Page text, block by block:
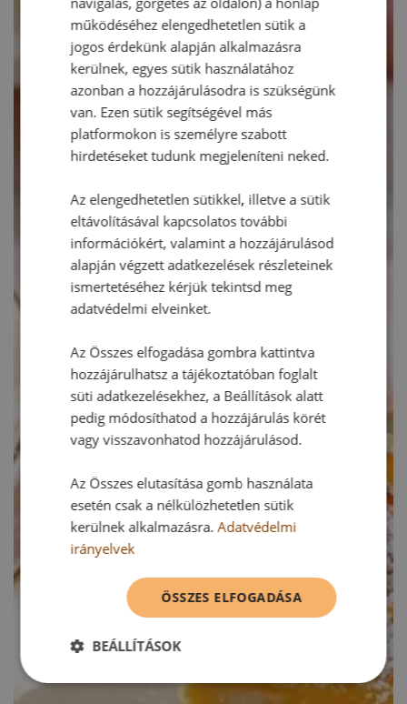
működéséhez elengedhetetlen sütik a
jogos érdekünk alapján alkalmazásra
kerülnek, egyes sütik használatához
azonban a hozzájárulásodra is szükségünk
van. Ezen sütik segítségével más
platformokon is személyre szabott
hirdetéseket tudunk megjeleníteni neked.
Az elengedhetetlen sütikkel, illetve a sütik
eltávolításával kapcsolatos további
információkért, valamint a hozzájárulásod
alapján végzett adatkezelések részleteinek
ismertetéséhez kérjük tekintsd meg
adatvédelmi elveinket.
Az Összes elfogadása gombra kattintva
hozzájárulhatsz a tájékoztatóban foglalt
süti adatkezelésekhez, a Beállítások alatt
pedig módosíthatod a hozzájárulás körét
vagy visszavonhatod hozzájárulásod.
Az Összes elutasítása gomb használata
esetén csak a nélkülözhetetlen sütik
kerülnek alkalmazásra.Adatvédelmi
irányelvek
ÖSSZES ELFOGADÁSA
BEÁLLÍTÁSOK